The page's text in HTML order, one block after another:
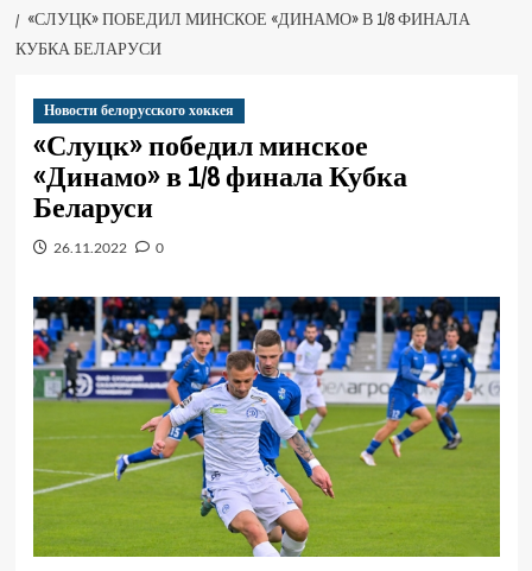
«СЛУЦК» ПОБЕДИЛ МИНСКОЕ «ДИНАМО» В 1/8 ФИНАЛА
КУБКА БЕЛАРУСИ
Новости белорусского хоккея
«Слуцк» победил минское
«Динамо» в 1/8 финала Кубка
Беларуси
26.11.2022 0